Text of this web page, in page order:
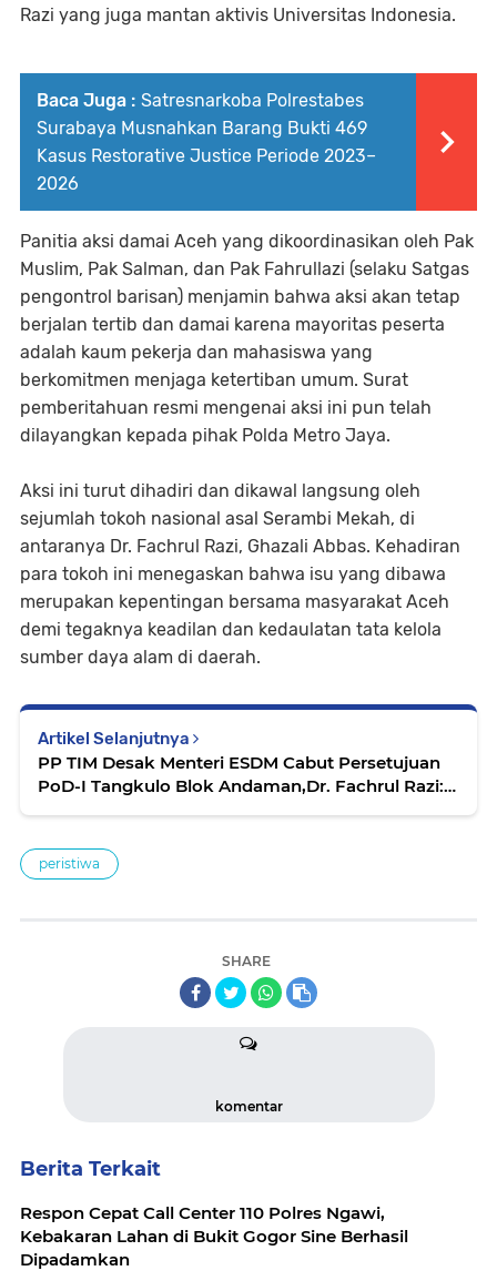
Razi yang juga mantan aktivis Universitas Indonesia.
Baca Juga : Satresnarkoba Polrestabes
Surabaya Musnahkan Barang Bukti 469
Kasus Restorative Justice Periode 2023–
2026
Panitia aksi damai Aceh yang dikoordinasikan oleh Pak
Muslim, Pak Salman, dan Pak Fahrullazi (selaku Satgas
pengontrol barisan) menjamin bahwa aksi akan tetap
berjalan tertib dan damai karena mayoritas peserta
adalah kaum pekerja dan mahasiswa yang
berkomitmen menjaga ketertiban umum. Surat
pemberitahuan resmi mengenai aksi ini pun telah
dilayangkan kepada pihak Polda Metro Jaya.
Aksi ini turut dihadiri dan dikawal langsung oleh
sejumlah tokoh nasional asal Serambi Mekah, di
antaranya Dr. Fachrul Razi, Ghazali Abbas. Kehadiran
para tokoh ini menegaskan bahwa isu yang dibawa
merupakan kepentingan bersama masyarakat Aceh
demi tegaknya keadilan dan kedaulatan tata kelola
sumber daya alam di daerah. ‎
Artikel Selanjutnya
PP TIM Desak Menteri ESDM Cabut Persetujuan
PoD-I Tangkulo Blok Andaman,Dr. Fachrul Razi:
peristiwa
SHARE
komentar
Berita Terkait
Respon Cepat Call Center 110 Polres Ngawi,
Kebakaran Lahan di Bukit Gogor Sine Berhasil
Dipadamkan